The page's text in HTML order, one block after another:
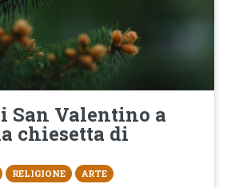
San Valentino a
chiesetta di
RELIGIONE ARTE